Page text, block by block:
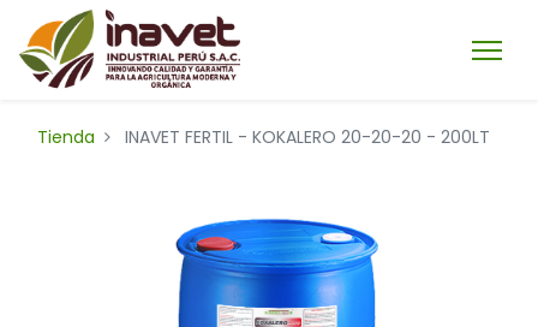
Tienda INAVET FERTIL - KOKALERO 20-20-20 - 200LT